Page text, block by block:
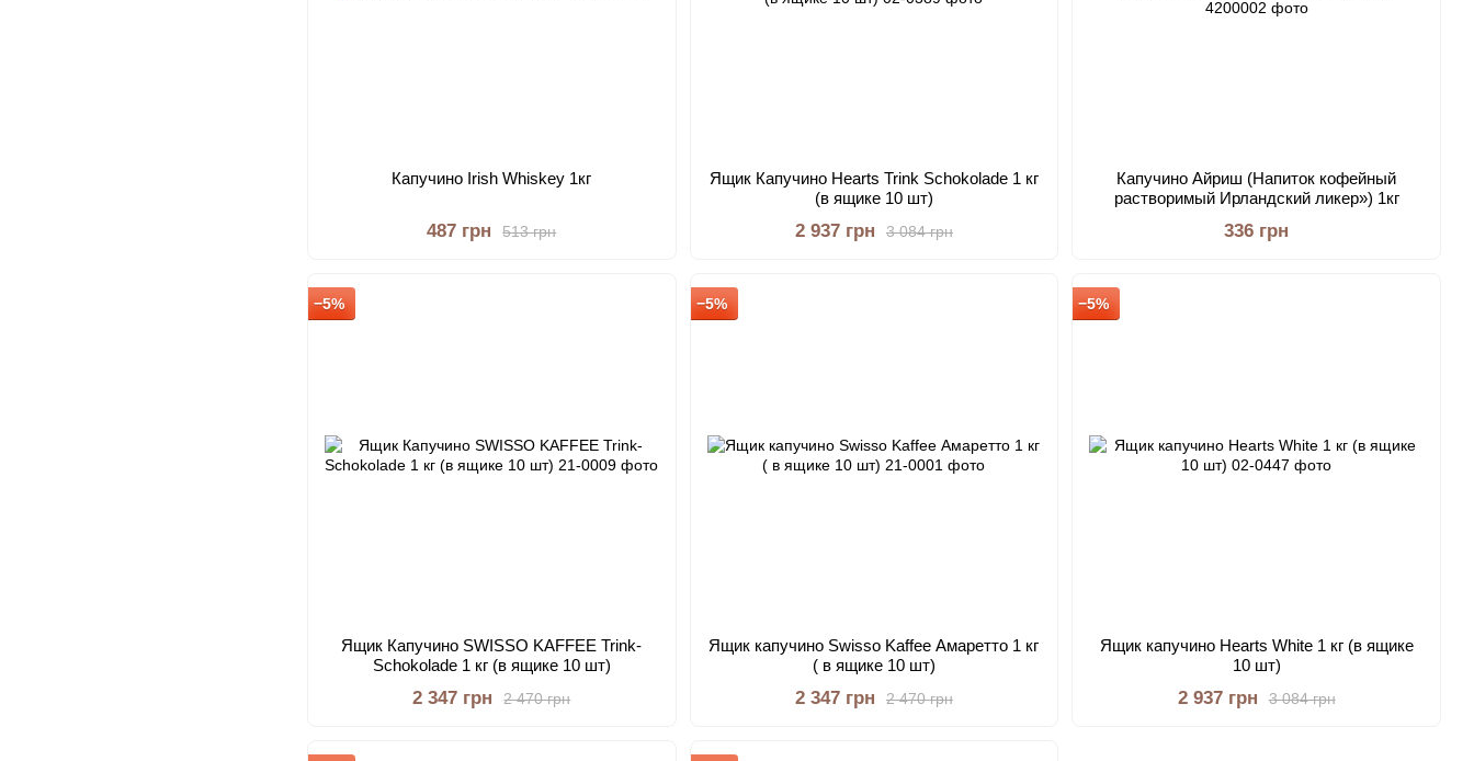
Капучино Irish Whiskey 1кг
513 грн
487 грн
Ящик Капучино Hearts Trink Schokolade 1 кг
(в ящике 10 шт)
3 084 грн
2 937 грн
Капучино Айриш (Напиток кофейный
растворимый Ирландский ликер») 1кг
336 грн
−5%
Ящик Капучино SWISSO KAFFEE Trink-
Schokolade 1 кг (в ящике 10 шт)
2 470 грн
2 347 грн
−5%
Ящик капучино Swisso Kaffee Амаретто 1 кг
( в ящике 10 шт)
2 470 грн
2 347 грн
−5%
Ящик капучино Hearts White 1 кг (в ящике
10 шт)
3 084 грн
2 937 грн